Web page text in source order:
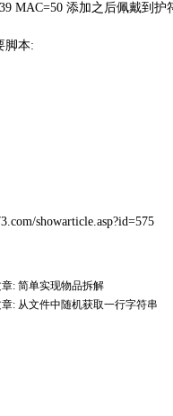
MAC=50 添加之后佩戴到
脚本:
showarticle.asp?id=575
: 简单实现物品拆解
: 从文件中随机获取一行字符串